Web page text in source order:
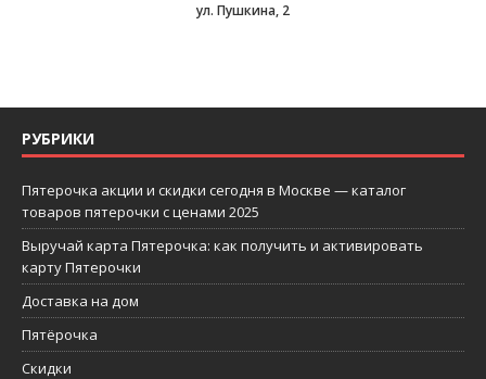
ул. Пушкина, 2
РУБРИКИ
Пятерочка акции и скидки сегодня в Москве — каталог
товаров пятерочки с ценами 2025
Выручай карта Пятерочка: как получить и активировать
карту Пятерочки
Доставка на дом
Пятёрочка
Скидки